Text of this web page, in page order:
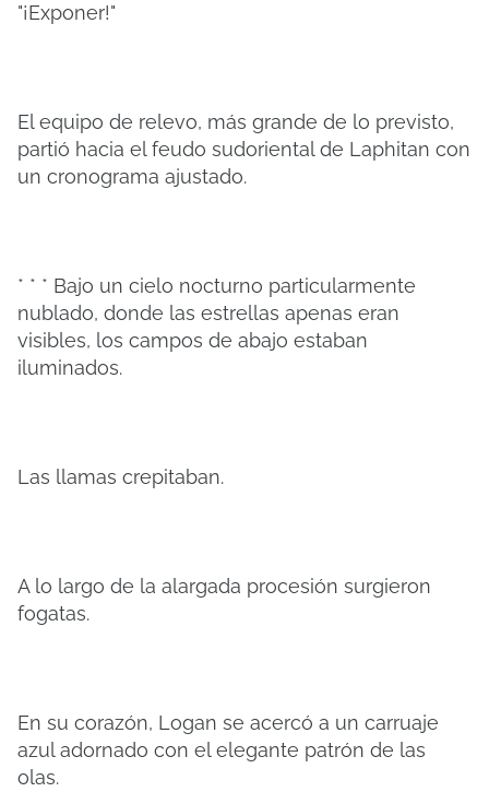
"¡Exponer!"
El equipo de relevo, más grande de lo previsto,
partió hacia el feudo sudoriental de Laphitan con
un cronograma ajustado.
* * * Bajo un cielo nocturno particularmente
nublado, donde las estrellas apenas eran
visibles, los campos de abajo estaban
iluminados.
Las llamas crepitaban.
A lo largo de la alargada procesión surgieron
fogatas.
En su corazón, Logan se acercó a un carruaje
azul adornado con el elegante patrón de las
olas.